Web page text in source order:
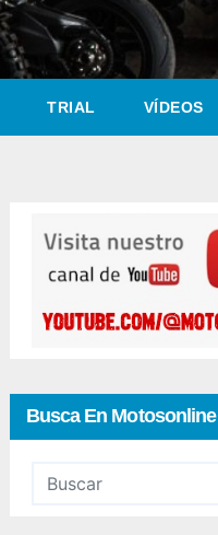
TRIAL VÍDEOS
Busca En Motosonline